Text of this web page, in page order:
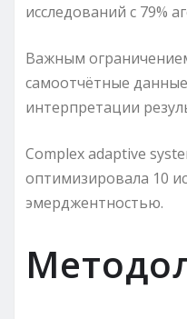
исследований с 79%
Важным
самоотчётные
интерпретации
Complex adaptive
оптимизировала 10
эмерджентностью.